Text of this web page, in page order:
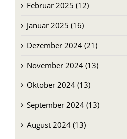
Februar 2025 (12)
Januar 2025 (16)
Dezember 2024 (21)
November 2024 (13)
Oktober 2024 (13)
September 2024 (13)
August 2024 (13)